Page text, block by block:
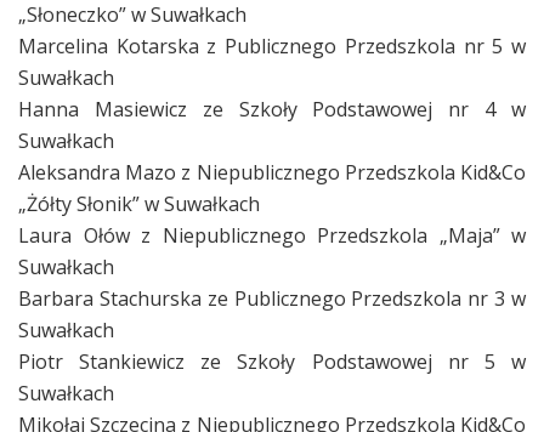
„Słoneczko” w Suwałkach
Marcelina Kotarska z Publicznego Przedszkola nr 5 w
Suwałkach
Hanna Masiewicz ze Szkoły Podstawowej nr 4 w
Suwałkach
Aleksandra Mazo z Niepublicznego Przedszkola Kid&Co
„Żółty Słonik” w Suwałkach
Laura Ołów z Niepublicznego Przedszkola „Maja” w
Suwałkach
Barbara Stachurska ze Publicznego Przedszkola nr 3 w
Suwałkach
Piotr Stankiewicz ze Szkoły Podstawowej nr 5 w
Suwałkach
Mikołaj Szczecina z Niepublicznego Przedszkola Kid&Co